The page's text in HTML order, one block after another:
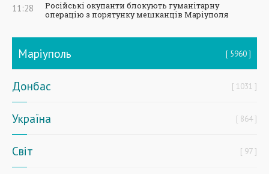
11:28
Російські окупанти блокують гуманітарну
операцію з порятунку мешканців Маріуполя
Маріуполь 5960
Донбас 1031
Україна 864
Світ 97